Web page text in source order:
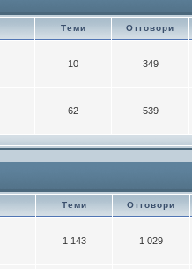
Теми Отговори
10 349
62 539
Теми Отговори
1 143 1 029